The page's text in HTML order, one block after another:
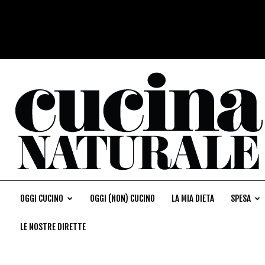
OGGI CUCINO OGGI (NON) CUCINO LA MIA DIETA SPESA
LE NOSTRE DIRETTE